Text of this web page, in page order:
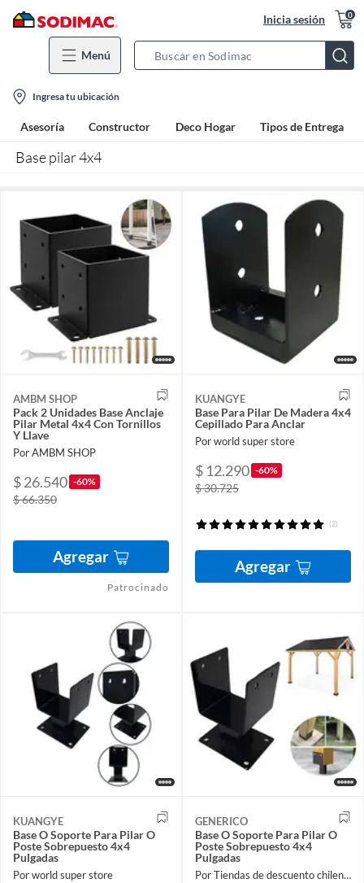
Inicia sesión 0
Menú
Bar
location-
icon
Ingresa tu ubicación
Asesoría Constructor Deco Hogar Tipos de Entrega
Base pilar 4x4
AMBM SHOP
Pack 2 Unidades Base Anclaje
Pilar Metal 4x4 Con Tornillos
Y Llave
Por AMBM SHOP
$ 26.540 -60%
$ 66.350
Agregar
Patrocinado
KUANGYE
Base Para Pilar De Madera 4x4
Cepillado Para Anclar
Por world super store
$ 12.290 -60%
$ 30.725
(2)
Agregar
KUANGYE
Base O Soporte Para Pilar O
Poste Sobrepuesto 4x4
Pulgadas
Por world super store
GENERICO
Base O Soporte Para Pilar O
Poste Sobrepuesto 4x4
Pulgadas
Por Tiendas de descuento chilenas